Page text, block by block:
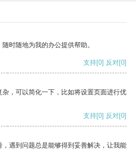
时随地为我的办公提供帮助。
支持[0] 反对[0]
，可以简化一下，比如将设置页面进行优
支持[0] 反对[0]
遇到问题总是能够得到妥善解决，让我能